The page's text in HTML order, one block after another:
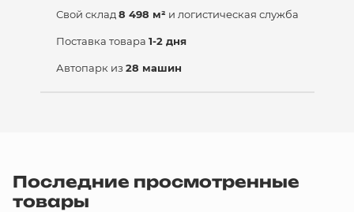
Свой склад 8 498 м² и логистическая служба
Поставка товара 1-2 дня
Автопарк из 28 машин
Последние просмотренные
товары